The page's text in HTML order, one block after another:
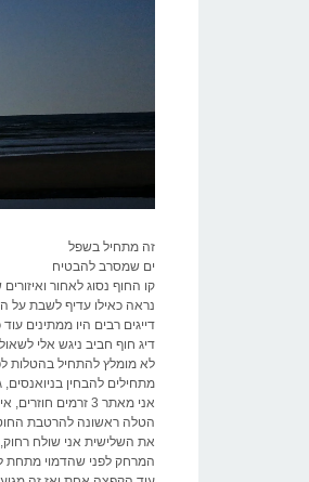
זה מתחיל בשפל
ים שמסרב להבטיח
קו החוף נסוג לאחור
נראה כאילו עדיף לשבת על
דייגים רבים היו ממתינים
דיג חוף חביב ניגש אלי
מתחילים להבחין
אני מאתר 3 זרמים חוזרים, איזורים בהם המים נראים כאילו הם מתנגדים לרוח, נאבקים לחזור לים
הטלה ראשונה להרטבת
את השלישית אני שולח
המרחק לפני שהדמוי מתחת